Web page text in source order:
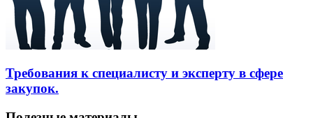
Требования к специалисту и эксперту в сфере
закупок.